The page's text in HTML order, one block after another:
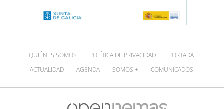
QUIÉNES SOMOS POLÍTICA DE PRIVACIDAD
PORTADA
ACTUALIDAD
AGENDA SOMOS + COMUNICADOS